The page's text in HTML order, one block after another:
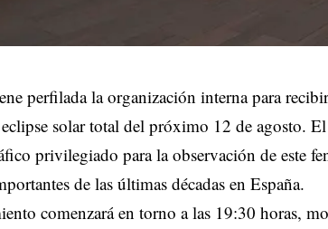
perfilada la organización interna para
eclipse solar total del próximo 12 de agosto.
privilegiado para la observación de este
de las últimas décadas en España.
comenzará en torno a las 19:30 horas,